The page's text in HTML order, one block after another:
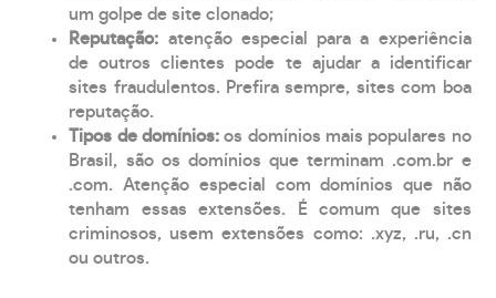
um golpe de site clonado;
Reputação: atenção especial para a experiência
de outros clientes pode te ajudar a identificar
sites fraudulentos. Prefira sempre, sites com boa
reputação.
Tipos de domínios:os domínios mais populares no
Brasil, são os domínios que terminam .com.br e
.com. Atenção especial com domínios que não
tenham essas extensões. É comum que sites
criminosos, usem extensões como: .xyz, .ru, .cn
ou outros.